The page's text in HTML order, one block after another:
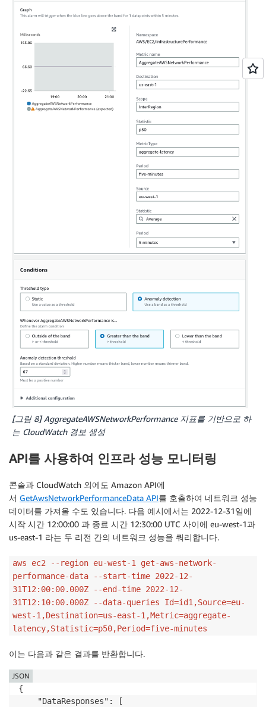
[그림 8] AggregateAWSNetworkPerformance 지표를 기반으로 하
는 CloudWatch 경보 생성
API를 사용하여 인프라 성능 모니터링
콘솔과 CloudWatch 외에도 Amazon API에
서 GetAwsNetworkPerformanceData API를 호출하여 네트워크 성능
데이터를 가져올 수도 있습니다. 다음 예시에서는 2022-12-31일에
시작 시간 12:00:00 과 종료 시간 12:30:00 UTC 사이에 eu-west-1과
us-east-1 라는 두 리전 간의 네트워크 성능을 쿼리합니다.
aws ec2 --region eu-west-1 get-aws-network-
performance-data --start-time 2022-12-
31T12:00:00.000Z --end-time 2022-12-
31T12:10:00.000Z --data-queries Id=id1,Source=eu-
west-1,Destination=us-east-1,Metric=aggregate-
latency,Statistic=p50,Period=five-minutes
이는 다음과 같은 결과를 반환합니다.
{
    "DataResponses": [
JSON